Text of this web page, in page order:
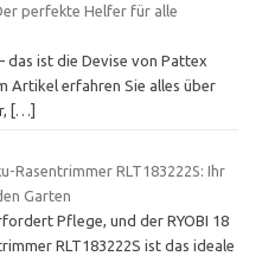
perfekte Helfer für alle
das ist die Devise von Pattex
Artikel erfahren Sie alles über
[…]
Rasentrimmer RLT183222S: Ihr
Garten
Pflege, und der RYOBI 18
RLT183222S ist das ideale